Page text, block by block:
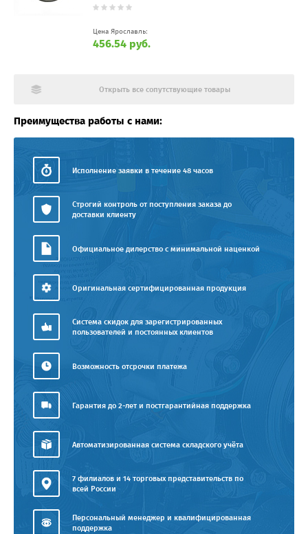
Цена Ярославль:
456.54 руб.
Открыть все сопутствующие товары
Преимущества работы с нами:
Исполнение заявки в течение 48 часов
Строгий контроль от поступления заказа до
доставки клиенту
Официальное дилерство с минимальной наценкой
Оригинальная сертифицированная продукция
Система скидок для зарегистрированных
пользователей и постоянных клиентов
Возможность отсрочки платежа
Гарантия до 2-лет и постгарантийная поддержка
Автоматизированная система складского учёта
7 филиалов и 14 торговых представительств по
всей России
Персональный менеджер и квалифицированная
поддержка